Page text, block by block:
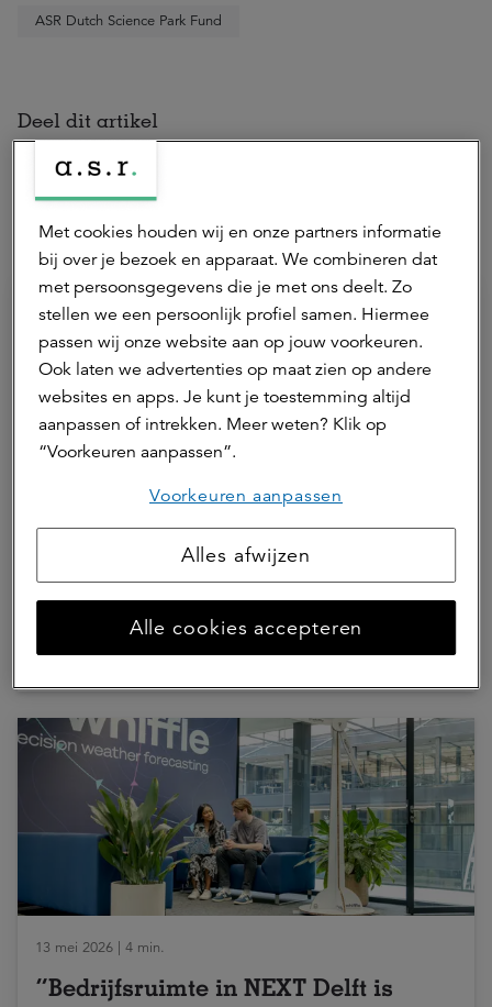
ASR Dutch Science Park Fund
Deel dit artikel
Hierna lezen
MKP Agro nog meer het duurzame
verschil maken
ASR Dutch Farmland Fund ESG Agrarisch
13 mei 2026 | 4 min.
“Bedrijfsruimte in NEXT Delft is
Met cookies houden wij en onze partners informatie
bij over je bezoek en apparaat. We combineren dat
met persoonsgegevens die je met ons deelt. Zo
stellen we een persoonlijk profiel samen. Hiermee
passen wij onze website aan op jouw voorkeuren.
Ook laten we advertenties op maat zien op andere
websites en apps. Je kunt je toestemming altijd
aanpassen of intrekken. Meer weten? Klik op
“Voorkeuren aanpassen”.
Voorkeuren aanpassen
Alles afwijzen
Alle cookies accepteren